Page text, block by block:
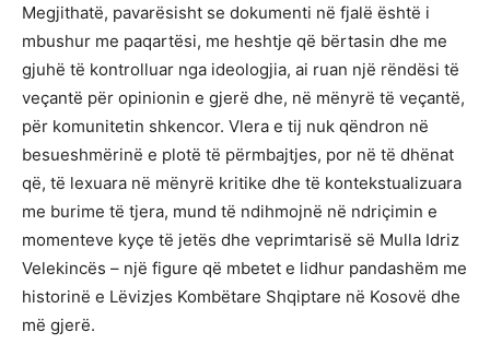
Megjithatë, pavarësisht se dokumenti në fjalë është i
mbushur me paqartësi, me heshtje që bërtasin dhe me
gjuhë të kontrolluar nga ideologjia, ai ruan një rëndësi të
veçantë për opinionin e gjerë dhe, në mënyrë të veçantë,
për komunitetin shkencor. Vlera e tij nuk qëndron në
besueshmërinë e plotë të përmbajtjes, por në të dhënat
që, të lexuara në mënyrë kritike dhe të kontekstualizuara
me burime të tjera, mund të ndihmojnë në ndriçimin e
momenteve kyçe të jetës dhe veprimtarisë së Mulla Idriz
Velekincës – një figure që mbetet e lidhur pandashëm me
historinë e Lëvizjes Kombëtare Shqiptare në Kosovë dhe
më gjerë.